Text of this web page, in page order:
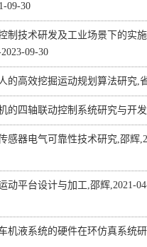
09-30
制技术研发及工业场景下的实
09-30
的高效挖掘运动规划算法研究,
的四轴联动控制系统研究与开
感器电气可靠性技术研究,邵辉
动平台设计与加工,邵辉,2021-
机液系统的硬件在环仿真系统